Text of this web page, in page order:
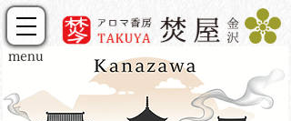
menu